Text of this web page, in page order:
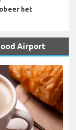
het
Airport